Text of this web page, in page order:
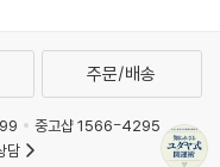
주문/배송
중고샵 1566-4295
담